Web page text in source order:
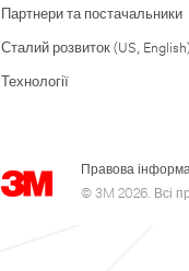
Партнери та постачальники
Сталий розвиток (US, English)
Технології
Правова
© 3M 2026. Всі